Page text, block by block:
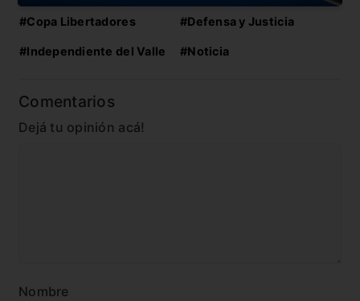
#Copa Libertadores #Defensa y Justicia
#Independiente del Valle #Noticia
Comentarios
Dejá tu opinión acá!
Nombre